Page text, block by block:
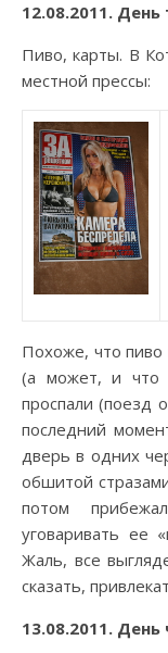
12.08.2011.
Пиво, карты. В
местной прессы:
Похоже, что
(а может, и что
проспали (поезд
последний
дверь в одних
обшитой
потом
уговаривать ее
Жаль, все
сказать,
13.08.2011.